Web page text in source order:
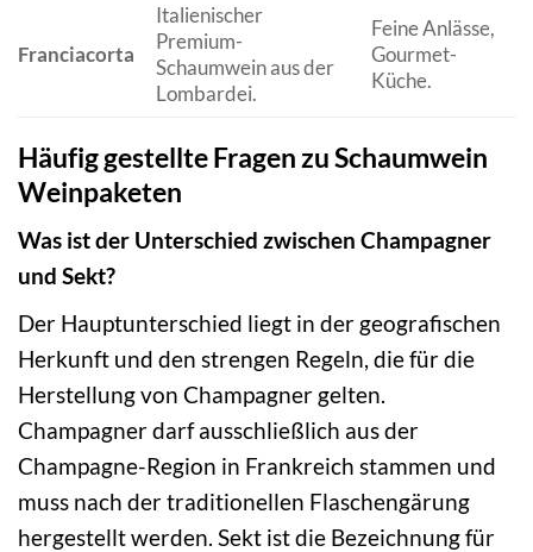
Franciacorta
Italienischer
Premium-
Schaumwein aus der
Lombardei.
Feine Anlässe,
Gourmet-
Küche.
Häufig gestellte Fragen zu Schaumwein
Weinpaketen
Was ist der Unterschied zwischen Champagner
und Sekt?
Der Hauptunterschied liegt in der geografischen
Herkunft und den strengen Regeln, die für die
Herstellung von Champagner gelten.
Champagner darf ausschließlich aus der
Champagne-Region in Frankreich stammen und
muss nach der traditionellen Flaschengärung
hergestellt werden. Sekt ist die Bezeichnung für